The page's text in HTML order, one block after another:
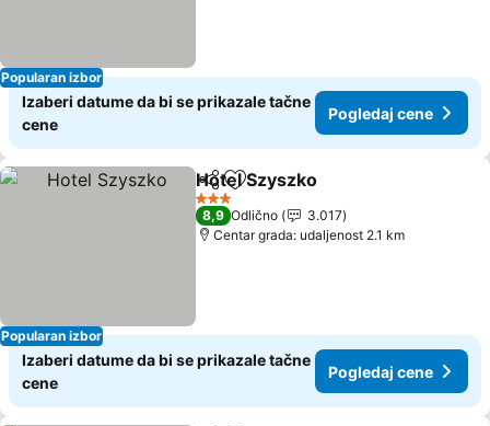
Popularan izbor
Izaberi datume da bi se prikazale tačne
cene
Pogledaj cene
Popularan izbor
Deli Dodati u favorite
Hotel Szyszko
3 Zvezdice
8,9 Odlično
3.017
Centar grada: udaljenost 2.1 km
Izaberi datume da bi se prikazale tačne
cene
Pogledaj cene